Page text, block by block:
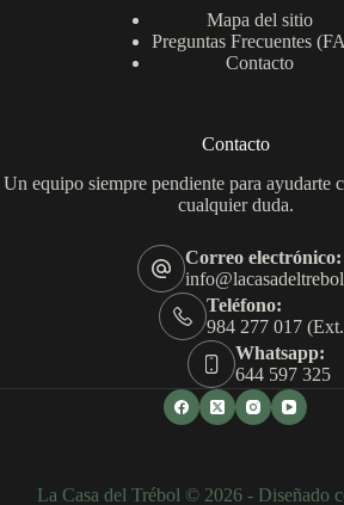
Mapa del sitio
Preguntas Frecuentes
Contacto
Contacto
Un equipo siempre pendiente para ayudarte
cualquier duda.
Correo electrónico:
Teléfono:
984 277 017
Whatsapp:
644 597 325
La Casa del Trébol © 2026 - Diseñado